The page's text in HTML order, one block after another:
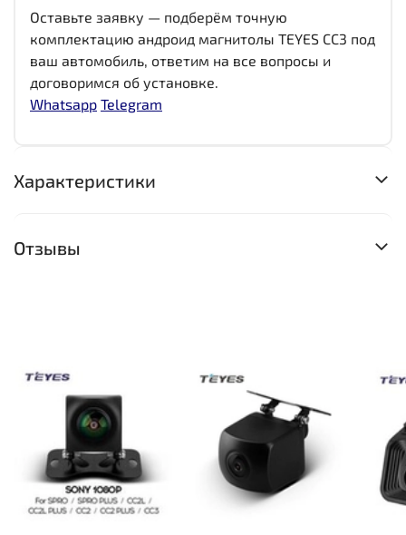
Оставьте заявку — подберём точную
комплектацию андроид магнитолы TEYES CC3 под
ваш автомобиль, ответим на все вопросы и
договоримся об установке.
Whatsapp Telegram
Характеристики
Отзывы